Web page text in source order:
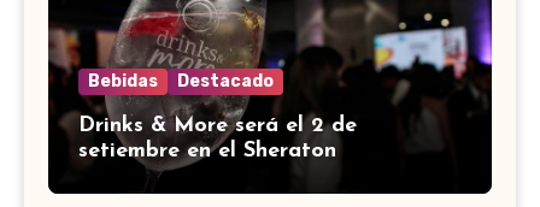
Bebidas Destacado
Drinks & More será el 2 de
setiembre en el Sheraton